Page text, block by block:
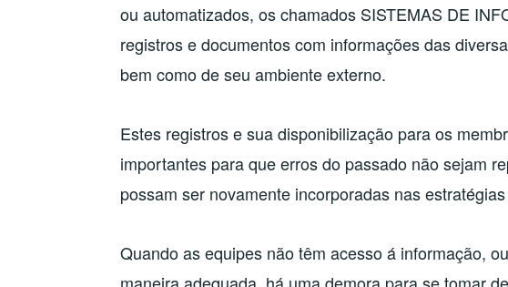
ou automatizados, os chamados SISTEMAS DE
registros e documentos com informações das
bem como de seu ambiente externo.
Estes registros e sua disponibilização para os
importantes para que erros do passado não sejam
possam ser novamente incorporadas nas
Quando as equipes não têm acesso á informação,